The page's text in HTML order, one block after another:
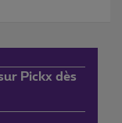
Pickx dès